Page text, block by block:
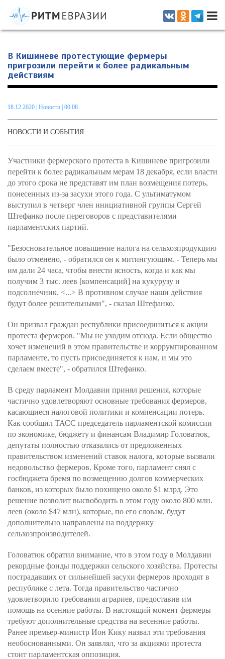
Информационно-аналитическое издание, посвященное актуальным
проблемам интеграции на постсоветском пространстве
В Кишиневе протестующие фермеры
пригрозили перейти к более радикальным
действиям
18.12.2020 Новости | 00.08
НОВОСТИ И СОБЫТИЯ
Участники фермерского протеста в Кишиневе пригрозили
перейти к более радикальным мерам 18 декабря, если власти
до этого срока не представят им план возмещения потерь,
понесенных из-за засухи этого года. С ультиматумом
выступил в четверг член инициативной группы Сергей
Штефанко после переговоров с представителями
парламентских партий.
"Безосновательное повышение налога на сельхозпродукцию
было отменено, - обратился он к митингующим. - Теперь мы
им дали 24 часа, чтобы внести ясность, когда и как мы
получим 3 тыс. леев [компенсаций] на кукурузу и
подсолнечник. <...> В противном случае наши действия
будут более решительными", - сказал Штефанко.
Он призвал граждан республики присоединиться к акции
протеста фермеров. "Мы не уходим отсюда. Если общество
хочет изменений в этом правительстве и коррумпированном
парламенте, то пусть присоединяется к нам, и мы это
сделаем вместе", - обратился Штефанко.
В среду парламент Молдавии принял решения, которые
частично удовлетворяют основные требования фермеров,
касающиеся налоговой политики и компенсации потерь.
Как сообщил ТАСС председатель парламентской комиссии
по экономике, бюджету и финансам Владимир Головатюк,
депутаты полностью отказались от предложенных
правительством изменений ставок налога, которые вызвали
недовольство фермеров. Кроме того, парламент снял с
госбюджета бремя по возмещению долгов коммерческих
банков, из которых было похищено около $1 млрд. Это
решение позволит высвободить в этом году около 800 млн.
леев (около $47 млн), которые, по его словам, будут
дополнительно направлены на поддержку
сельхозпроизводителей.
Головатюк обратил внимание, что в этом году в Молдавии
рекордные фонды поддержки сельского хозяйства. Протесты
пострадавших от сильнейшей засухи фермеров проходят в
республике с лета. Тогда правительство частично
удовлетворило требования аграриев, предоставив им
помощь на осенние работы. В настоящий момент фермеры
требуют дополнительные средства на весенние работы.
Ранее премьер-министр Ион Кику назвал эти требования
необоснованными. Он заявлял, что за акциями протеста
стоит парламентская оппозиция.